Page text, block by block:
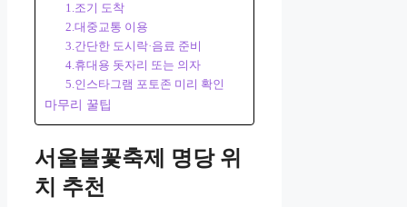
1.조기 도착
2.대중교통 이용
3.간단한 도시락·음료 준비
4.휴대용 돗자리 또는 의자
5.인스타그램 포토존 미리 확인
마무리 꿀팁
서울불꽃축제 명당 위
치 추천